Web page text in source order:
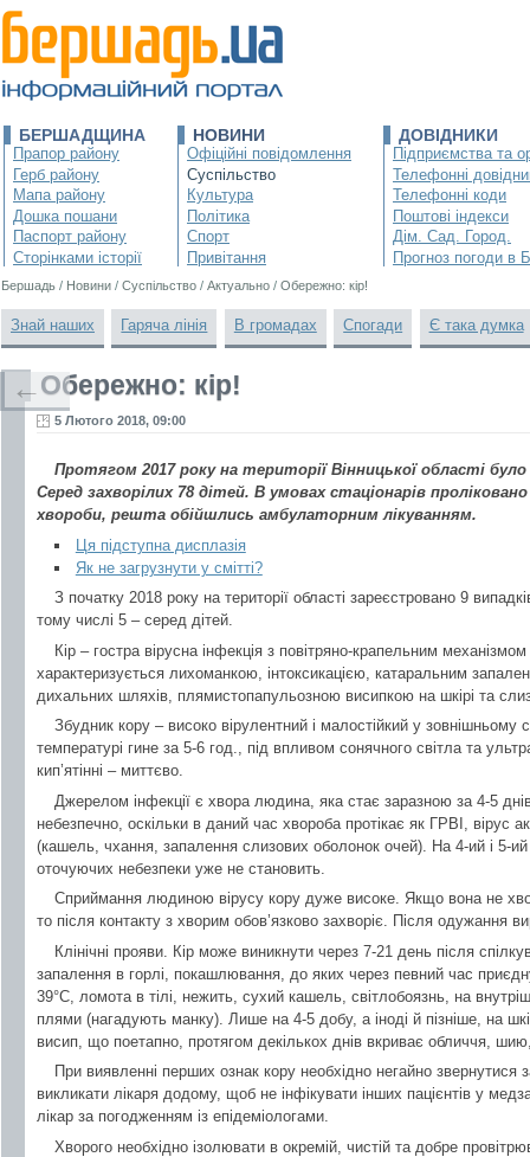
БЕРШАДЩИНА
Прапор району
Герб району
Мапа району
Дошка пошани
Паспорт району
Сторінками історії
НОВИНИ
Офіційні повідомлення
Суспільство
Культура
Політика
Спорт
Привітання
ДОВІДНИКИ
Підприємства та
Телефонні
Телефонні коди
Поштові індекси
Дім. Сад. Город.
Прогноз погоди в
Бершадь / Новини / Суспільство / Актуально / Обережно: кір!
Знай наших Гаряча лінія В громадах Спогади Є така думка
Обережно: кір!
5 Лютого 2018, 09:00
Протягом 2017 року на території Вінницької області
Серед захворілих 78 дітей. В умовах стаціонарів
хвороби, решта обійшлись амбулаторним лікуванням.
Ця підступна дисплазія
Як не загрузнути у смітті?
З початку 2018 року на території області зареєстровано 9
тому числі 5 – серед дітей.
Кір – гостра вірусна інфекція з повітряно-крапельним
характеризується лихоманкою, інтоксикацією, катаральним
дихальних шляхів, плямистопапульозною висипкою на шкірі та
Збудник кору – високо вірулентний і малостійкий у зовнішньому
температурі гине за 5-6 год., під впливом сонячного світла та
кип’ятінні – миттєво.
Джерелом інфекції є хвора людина, яка стає заразною за 4-5
небезпечно, оскільки в даний час хвороба протікає як ГРВІ, вірус
(кашель, чхання, запалення слизових оболонок очей). На 4-ий і 5-
оточуючих небезпеки уже не становить.
Сприймання людиною вірусу кору дуже високе. Якщо вона не
то після контакту з хворим обов’язково захворіє. Після одужання
Клінічні прояви. Кір може виникнути через 7-21 день після
запалення в горлі, покашлювання, до яких через певний час
39°С, ломота в тілі, нежить, сухий кашель, світлобоязнь, на
плями (нагадують манку). Лише на 4-5 добу, а іноді й пізніше, на
висип, що поетапно, протягом декількох днів вкриває обличчя, шию,
При виявленні перших ознак кору необхідно негайно
викликати лікаря додому, щоб не інфікувати інших пацієнтів у
лікар за погодженням із епідеміологами.
Хворого необхідно ізолювати в окремій, чистій та добре
←